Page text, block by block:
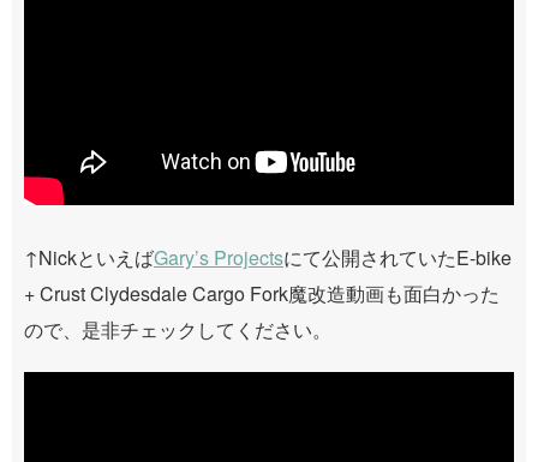
↑NickといえばGary’s Projectsにて公開されていたE-bike
+ Crust Clydesdale Cargo Fork魔改造動画も面白かった
ので、是非チェックしてください。